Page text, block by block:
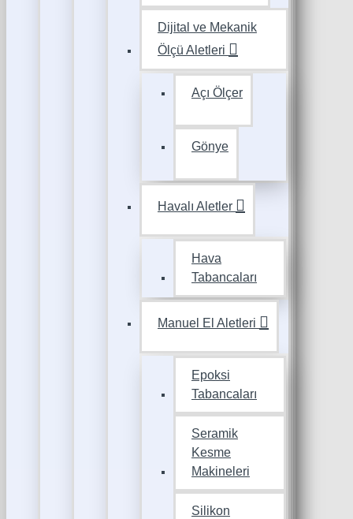
Dijital ve Mekanik
Ölçü Aletleri
Açı Ölçer
Gönye
Havalı Aletler
Hava
Tabancaları
Manuel El Aletleri
Epoksi
Tabancaları
Seramik
Kesme
Makineleri
Silikon